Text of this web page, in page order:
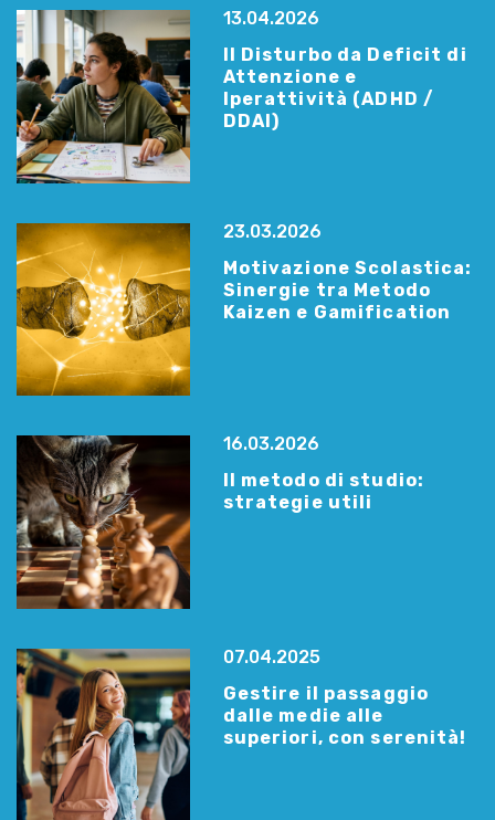
13.04.2026
Il Disturbo da Deficit di
Attenzione e
Iperattività (ADHD /
DDAI)
23.03.2026
Motivazione Scolastica:
Sinergie tra Metodo
Kaizen e Gamification
16.03.2026
Il metodo di studio:
strategie utili
07.04.2025
Gestire il passaggio
dalle medie alle
superiori, con serenità!